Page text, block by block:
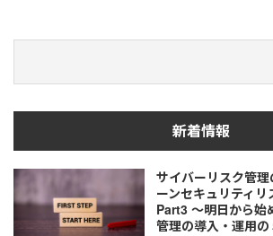
新着情報
サイバーリスク管
ーンセキュリティ
Part3 ～明日から始
管理の導入・運用